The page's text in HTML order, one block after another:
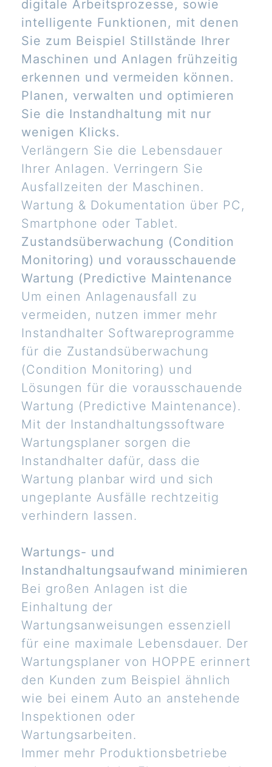
digitale Arbeitsprozesse, sowie
intelligente Funktionen, mit denen
Sie zum Beispiel Stillstände Ihrer
Maschinen und Anlagen frühzeitig
erkennen und vermeiden können.
Planen, verwalten und optimieren
Sie die Instandhaltung mit nur
wenigen Klicks.
Verlängern Sie die Lebensdauer
Ihrer Anlagen. Verringern Sie
Ausfallzeiten der Maschinen.
Wartung & Dokumentation über PC,
Smartphone oder Tablet.
Zustandsüberwachung (Condition
Monitoring) und vorausschauende
Wartung (Predictive Maintenance
Um einen Anlagenausfall zu
vermeiden, nutzen immer mehr
Instandhalter Softwareprogramme
für die Zustandsüberwachung
(Condition Monitoring) und
Lösungen für die vorausschauende
Wartung (Predictive Maintenance).
Mit der Instandhaltungssoftware
Wartungsplaner sorgen die
Instandhalter dafür, dass die
Wartung planbar wird und sich
ungeplante Ausfälle rechtzeitig
verhindern lassen.
Wartungs- und
Instandhaltungsaufwand minimieren
Bei großen Anlagen ist die
Einhaltung der
Wartungsanweisungen essenziell
für eine maximale Lebensdauer. Der
Wartungsplaner von HOPPE erinnert
den Kunden zum Beispiel ähnlich
wie bei einem Auto an anstehende
Inspektionen oder
Wartungsarbeiten.
Immer mehr Produktionsbetriebe